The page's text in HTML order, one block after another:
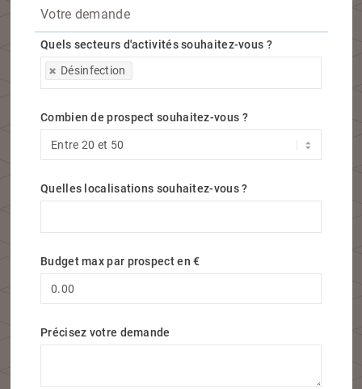
Votre demande
Quels secteurs d'activités souhaitez-vous ?
Désinfection
Quels secteurs d'activités souhaitez-vous ?
Combien de prospect souhaitez-vous ?
Quelles localisations souhaitez-vous ?
Budget max par prospect en €
Précisez votre demande